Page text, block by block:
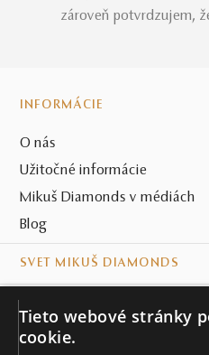
zároveň potvrdzujem,
INFORMÁCIE
O nás
Užitočné informácie
Mikuš Diamonds v médiách
Blog
SVET MIKUŠ DIAMONDS
KONTAKT
Tieto webové stránky
cookie.